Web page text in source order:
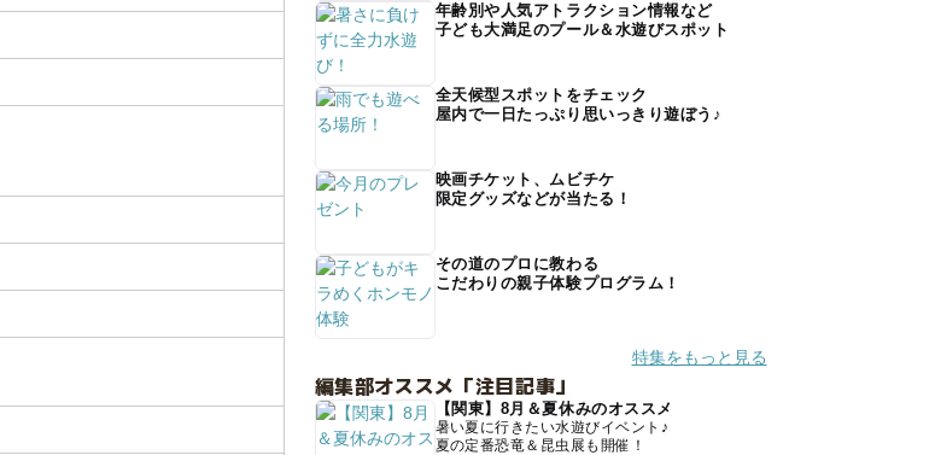
年齢別や人気アトラクション情報など
子ども大満足のプール＆水遊びスポット
全天候型スポットをチェック
屋内で一日たっぷり思いっきり遊ぼう♪
映画チケット、ムビチケ
限定グッズなどが当たる！
その道のプロに教わる
こだわりの親子体験プログラム！
特集をもっと見る
編集部オススメ「注目記事」
【関東】8月＆夏休みのオススメ
暑い夏に行きたい水遊びイベント♪
夏の定番恐竜＆昆虫展も開催！